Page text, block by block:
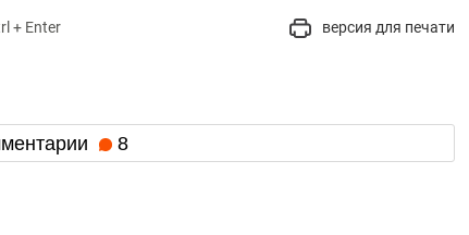
+ Enter версия для печати
8